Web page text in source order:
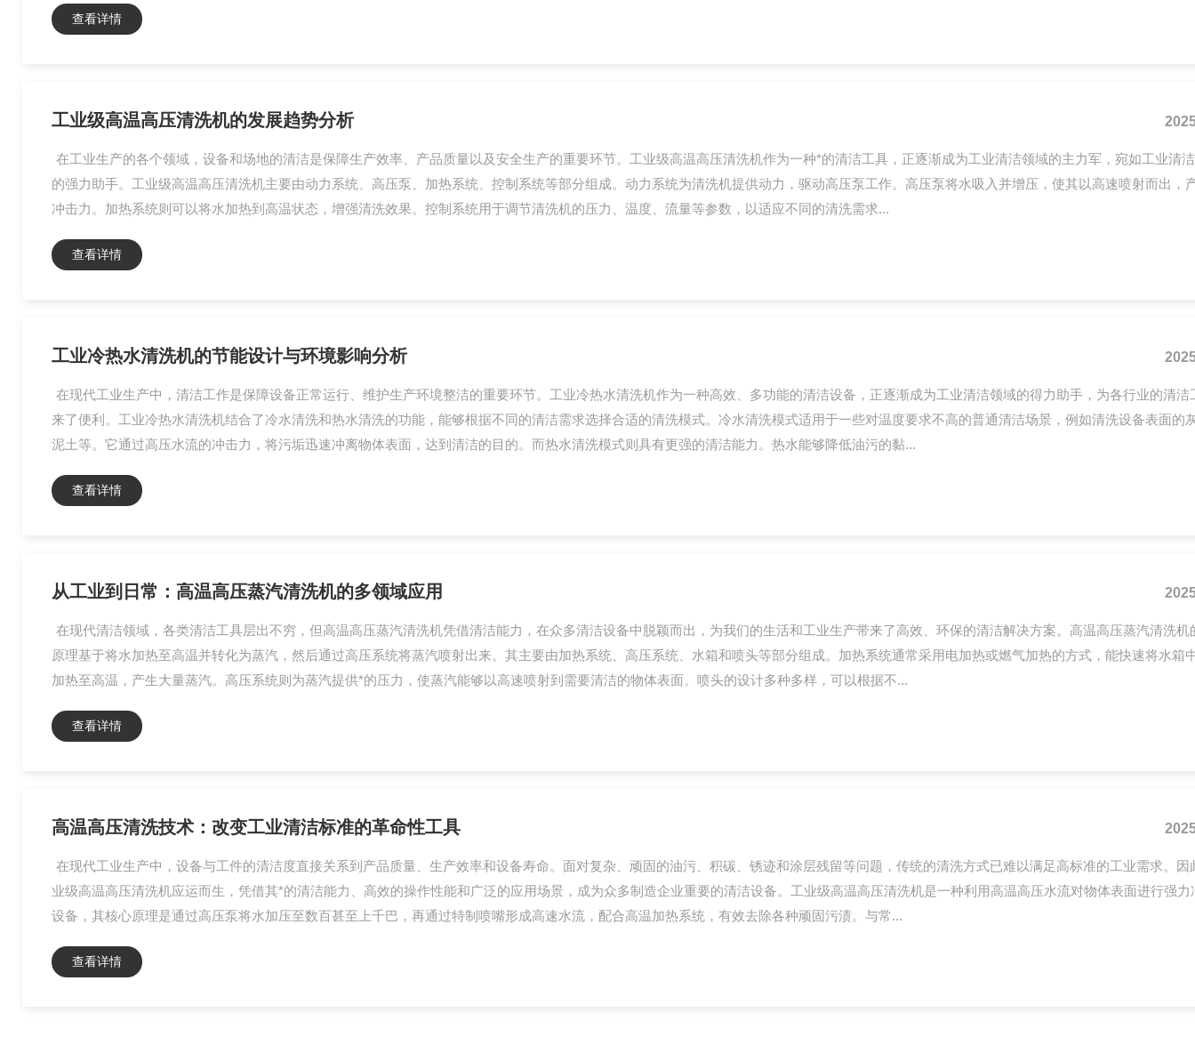
查看详情
工业级高温高压清洗机的发展趋势分析
在工业生产的各个领域，设备和场地的清洁是保障生产效率、产品质量以及安全生产的重要环节。工业级高温高压清洗机作为一种*的清洁工具，正逐渐成为工业清洁领域的主力军，宛如工业清
的强力助手。工业级高温高压清洗机主要由动力系统、高压泵、加热系统、控制系统等部分组成。动力系统为清洗机提供动力，驱动高压泵工作。高压泵将水吸入并增压，使其以高速喷射而出，
冲击力。加热系统则可以将水加热到高温状态，增强清洗效果。控制系统用于调节清洗机的压力、温度、流量等参数，以适应不同的清洗需求...
查看详情
工业冷热水清洗机的节能设计与环境影响分析
在现代工业生产中，清洁工作是保障设备正常运行、维护生产环境整洁的重要环节。工业冷热水清洗机作为一种高效、多功能的清洁设备，正逐渐成为工业清洁领域的得力助手，为各行业的清洁
来了便利。工业冷热水清洗机结合了冷水清洗和热水清洗的功能，能够根据不同的清洁需求选择合适的清洗模式。冷水清洗模式适用于一些对温度要求不高的普通清洁场景，例如清洗设备表面的
泥土等。它通过高压水流的冲击力，将污垢迅速冲离物体表面，达到清洁的目的。而热水清洗模式则具有更强的清洁能力。热水能够降低油污的黏...
查看详情
从工业到日常：高温高压蒸汽清洗机的多领域应用
在现代清洁领域，各类清洁工具层出不穷，但高温高压蒸汽清洗机凭借清洁能力，在众多清洁设备中脱颖而出，为我们的生活和工业生产带来了高效、环保的清洁解决方案。高温高压蒸汽清洗机
原理基于将水加热至高温并转化为蒸汽，然后通过高压系统将蒸汽喷射出来。其主要由加热系统、高压系统、水箱和喷头等部分组成。加热系统通常采用电加热或燃气加热的方式，能快速将水箱
加热至高温，产生大量蒸汽。高压系统则为蒸汽提供*的压力，使蒸汽能够以高速喷射到需要清洁的物体表面。喷头的设计多种多样，可以根据不...
查看详情
高温高压清洗技术：改变工业清洁标准的革命性工具
在现代工业生产中，设备与工件的清洁度直接关系到产品质量、生产效率和设备寿命。面对复杂、顽固的油污、积碳、锈迹和涂层残留等问题，传统的清洗方式已难以满足高标准的工业需求。因
业级高温高压清洗机应运而生，凭借其*的清洁能力、高效的操作性能和广泛的应用场景，成为众多制造企业重要的清洁设备。工业级高温高压清洗机是一种利用高温高压水流对物体表面进行强力
设备，其核心原理是通过高压泵将水加压至数百甚至上千巴，再通过特制喷嘴形成高速水流，配合高温加热系统，有效去除各种顽固污渍。与常...
查看详情